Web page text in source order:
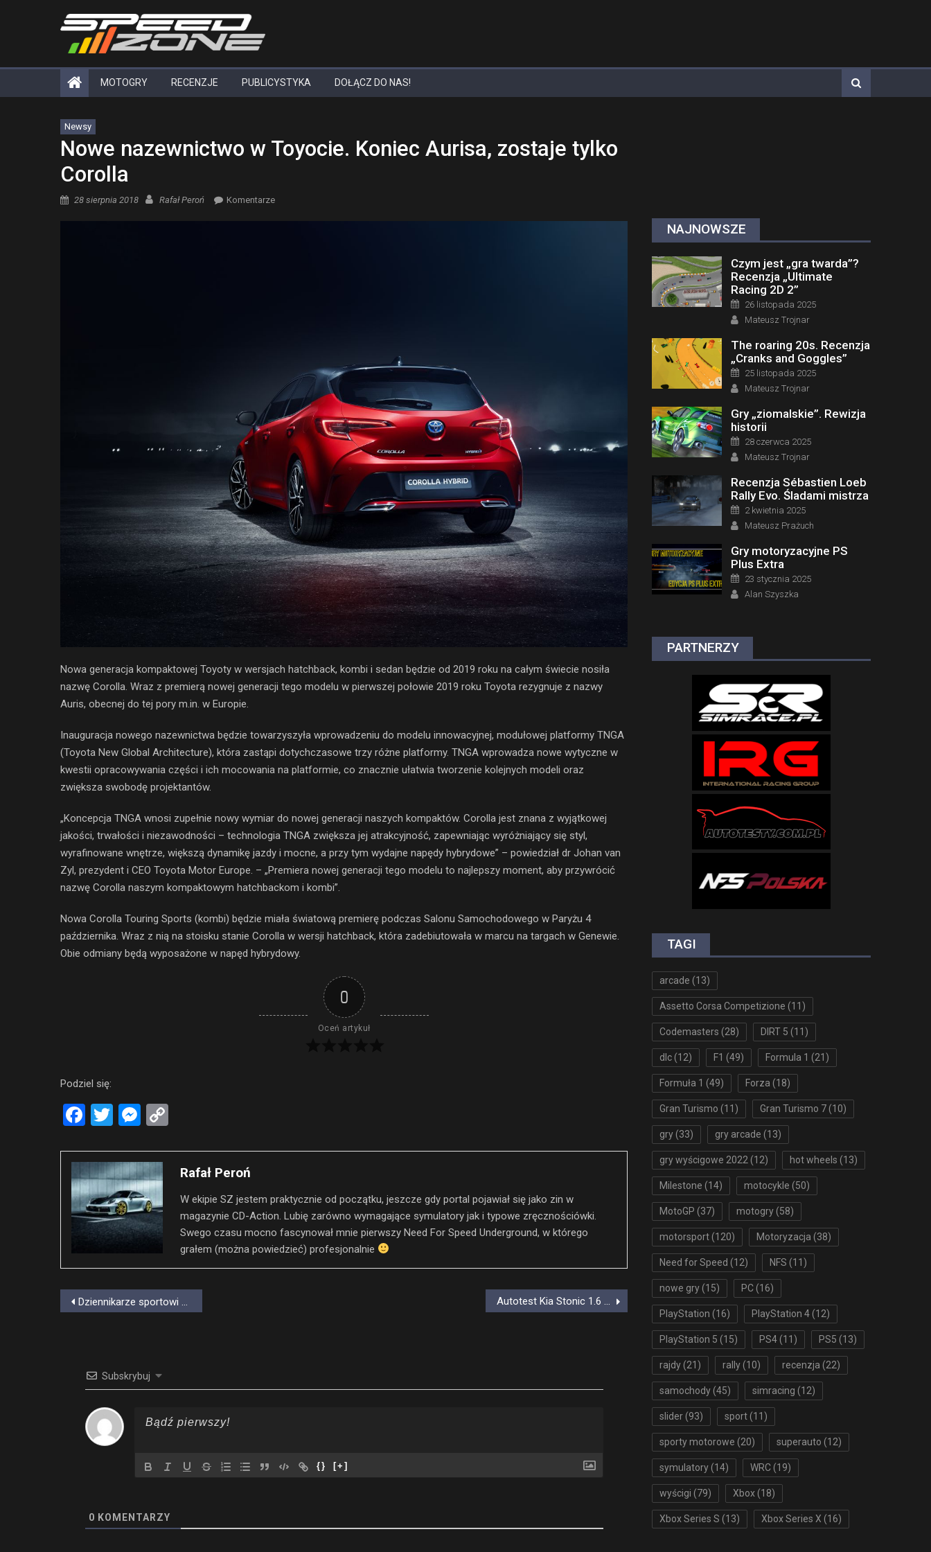
MOTOGRY RECENZJE PUBLICYSTYKA DOŁĄCZ DO NAS!
Newsy
Nowe nazewnictwo w Toyocie. Koniec Aurisa, zostaje tylko
Corolla
Posted on
28 sierpnia 2018 Author
Rafał Peroń Komentarze
Nowa generacja kompaktowej Toyoty w wersjach hatchback, kombi i sedan będzie od 2019 roku na całym świecie nosiła
nazwę Corolla. Wraz z premierą nowej generacji tego modelu w pierwszej połowie 2019 roku Toyota rezygnuje z nazwy
Auris, obecnej do tej pory m.in. w Europie.
Inauguracja nowego nazewnictwa będzie towarzyszyła wprowadzeniu do modelu innowacyjnej, modułowej platformy TNGA
(Toyota New Global Architecture), która zastąpi dotychczasowe trzy różne platformy. TNGA wprowadza nowe wytyczne w
kwestii opracowywania części i ich mocowania na platformie, co znacznie ułatwia tworzenie kolejnych modeli oraz
zwiększa swobodę projektantów.
„Koncepcja TNGA wnosi zupełnie nowy wymiar do nowej generacji naszych kompaktów. Corolla jest znana z wyjątkowej
jakości, trwałości i niezawodności – technologia TNGA zwiększa jej atrakcyjność, zapewniając wyróżniający się styl,
wyrafinowane wnętrze, większą dynamikę jazdy i mocne, a przy tym wydajne napędy hybrydowe” – powiedział dr Johan van
Zyl, prezydent i CEO Toyota Motor Europe. – „Premiera nowej generacji tego modelu to najlepszy moment, aby przywrócić
nazwę Corolla naszym kompaktowym hatchbackom i kombi”.
Nowa Corolla Touring Sports (kombi) będzie miała światową premierę podczas Salonu Samochodowego w Paryżu 4
października. Wraz z nią na stoisku stanie Corolla w wersji hatchback, która zadebiutowała w marcu na targach w Genewie.
Obie odmiany będą wyposażone w napęd hybrydowy.
0
Oceń artykuł
Podziel się:
Facebook
TwitterMessenger
Rafał Peroń
W ekipie SZ jestem praktycznie od początku, jeszcze gdy portal pojawiał się jako zin w
magazynie CD-Action. Lubię zarówno wymagające symulatory jak i typowe zręcznościówki.
Swego czasu mocno fascynował mnie pierwszy Need For Speed Underground, w którego
grałem (można powiedzieć) profesjonalnie
Nawigacja
Dziennikarze sportowi ocenią realizm F1 2018 Autotest Kia Stonic 1.6 CRDi 115KM 6MT XL
Subskrybuj
{} [+]
0 KOMENTARZY
NAJNOWSZE
Czym jest „gra twarda”?
Recenzja „Ultimate
Racing 2D 2”
Posted on
26 listopada 2025
Author
Mateusz Trojnar
The roaring 20s. Recenzja
„Cranks and Goggles”
Posted on
25 listopada 2025
Author
Mateusz Trojnar
Gry „ziomalskie”. Rewizja
historii
Posted on
28 czerwca 2025
Author
Mateusz Trojnar
Recenzja Sébastien Loeb
Rally Evo. Śladami mistrza
Posted on
2 kwietnia 2025
Author
Mateusz Prażuch
Gry motoryzacyjne PS
Plus Extra
Posted on
23 stycznia 2025
Author
Alan Szyszka
PARTNERZY
TAGI
arcade (13)
Assetto Corsa Competizione (11)
Codemasters (28) DIRT 5 (11)
dlc (12) F1 (49) Formula 1 (21)
Formuła 1 (49) Forza (18)
Gran Turismo (11) Gran Turismo 7 (10)
gry (33) gry arcade (13)
gry wyścigowe 2022 (12) hot wheels (13)
Milestone (14) motocykle (50)
MotoGP (37) motogry (58)
motorsport (120) Motoryzacja (38)
Need for Speed (12) NFS (11)
nowe gry (15) PC (16)
PlayStation (16) PlayStation 4 (12)
PlayStation 5 (15) PS4 (11) PS5 (13)
rajdy (21) rally (10) recenzja (22)
samochody (45) simracing (12)
slider (93) sport (11)
sporty motorowe (20) superauto (12)
symulatory (14) WRC (19)
wyścigi (79) Xbox (18)
Xbox Series S (13) Xbox Series X (16)